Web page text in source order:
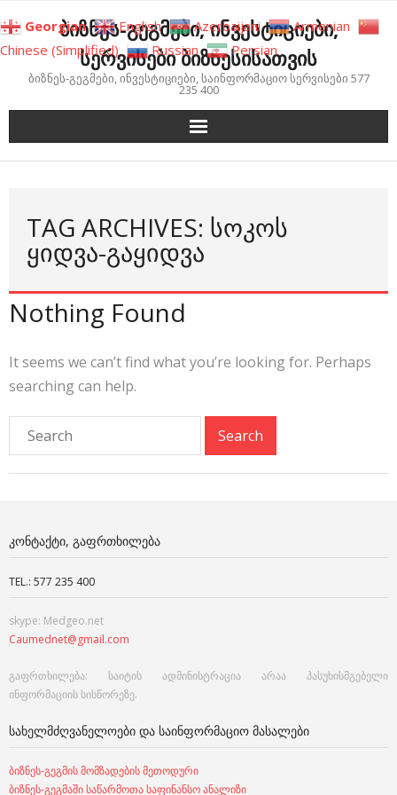
to
content
ბიზნეს-გეგმები, ინვესტიციები,
სერვისები ბიზნესისათვის
ბიზნეს-გეგმები, ინვესტიციები, საინფორმაციო სერვისები 577
235 400
TAG ARCHIVES: ᲡᲝᲙᲝᲡ
ᲧᲘᲓᲕᲐ-ᲒᲐᲧᲘᲓᲕᲐ
Nothing Found
It seems we can’t find what you’re looking for. Perhaps
searching can help.
ᲙᲝᲜᲢᲐᲥᲢᲘ, ᲒᲐᲤᲠᲗᲮᲘᲚᲔᲑᲐ
TEL.: 577 235 400
skype: Medgeo.net
Caumednet@gmail.com
გაფრთხილება: საიტის ადმინისტრაცია არაა პასუხისმგებელი
ინფორმაციის სისწორეზე.
ᲡᲐᲮᲔᲚᲛᲫᲦᲕᲐᲜᲔᲚᲝᲔᲑᲘ ᲓᲐ ᲡᲐᲘᲜᲤᲝᲠᲛᲐᲪᲘᲝ ᲛᲐᲡᲐᲚᲔᲑᲘ
ბიზნეს-გეგმის მომზადების მეთოდური
ბიზნეს-გეგმაში საწარმოთა საფინანსო ანალიზი
Georgian English Azerbaijani
Armenian
Chinese (Simplified)
Russian Persian